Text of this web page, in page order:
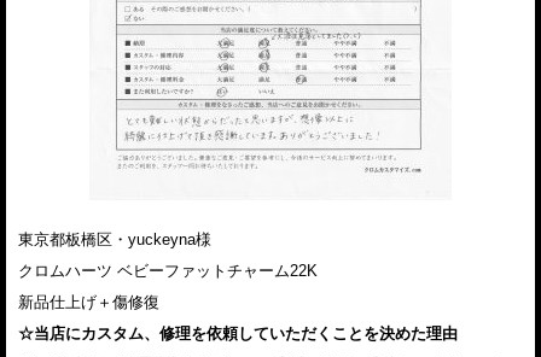
東京都板橋区・yuckeyna様
クロムハーツ ベビーファットチャーム22K
新品仕上げ＋傷修復
☆当店にカスタム、修理を依頼していただくことを決めた理由